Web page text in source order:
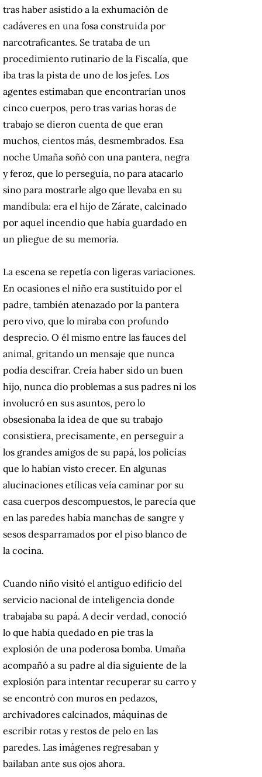
tras haber asistido a la exhumación de
cadáveres en una fosa construida por
narcotraficantes. Se trataba de un
procedimiento rutinario de la Fiscalía, que
iba tras la pista de uno de los jefes. Los
agentes estimaban que encontrarían unos
cinco cuerpos, pero tras varias horas de
trabajo se dieron cuenta de que eran
muchos, cientos más, desmembrados. Esa
noche Umaña soñó con una pantera, negra
y feroz, que lo perseguía, no para atacarlo
sino para mostrarle algo que llevaba en su
mandíbula: era el hijo de Zárate, calcinado
por aquel incendio que había guardado en
un pliegue de su memoria.
La escena se repetía con ligeras variaciones.
En ocasiones el niño era sustituido por el
padre, también atenazado por la pantera
pero vivo, que lo miraba con profundo
desprecio. O él mismo entre las fauces del
animal, gritando un mensaje que nunca
podía descifrar. Creía haber sido un buen
hijo, nunca dio problemas a sus padres ni los
involucró en sus asuntos, pero lo
obsesionaba la idea de que su trabajo
consistiera, precisamente, en perseguir a
los grandes amigos de su papá, los policías
que lo habían visto crecer. En algunas
alucinaciones etílicas veía caminar por su
casa cuerpos descompuestos, le parecía que
en las paredes había manchas de sangre y
sesos desparramados por el piso blanco de
la cocina.
Cuando niño visitó el antiguo edificio del
servicio nacional de inteligencia donde
trabajaba su papá. A decir verdad, conoció
lo que había quedado en pie tras la
explosión de una poderosa bomba. Umaña
acompañó a su padre al día siguiente de la
explosión para intentar recuperar su carro y
se encontró con muros en pedazos,
archivadores calcinados, máquinas de
escribir rotas y restos de pelo en las
paredes. Las imágenes regresaban y
bailaban ante sus ojos ahora.